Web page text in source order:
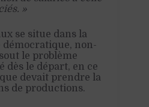
»
se situe dans la
non-
le problème
dès le départ, en ce
devait prendre la
de productions.